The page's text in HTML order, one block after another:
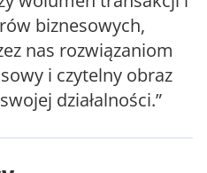
biznesowych,
nas rozwiązaniom
i czytelny obraz
działalności.”